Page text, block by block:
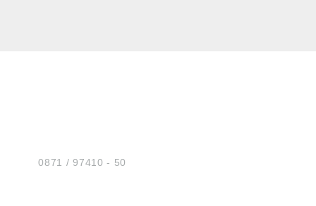
Tel.:0871 / 97410 - 50